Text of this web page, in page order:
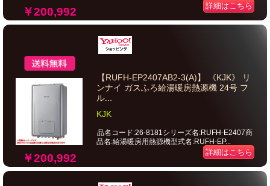
￥200,992 詳細はこちら
￥200,992
【RUFH-EP2407AB2-3(A)】 《KJK》 リ
ンナイ ガスふろ給湯暖房熱源機 24号 フ
ル...
KJK
品名コード:26-8181シリーズ名:RUFH-E2407商
品名:給湯暖房用熱源機型式名:RUFH-EP...
詳細はこちら